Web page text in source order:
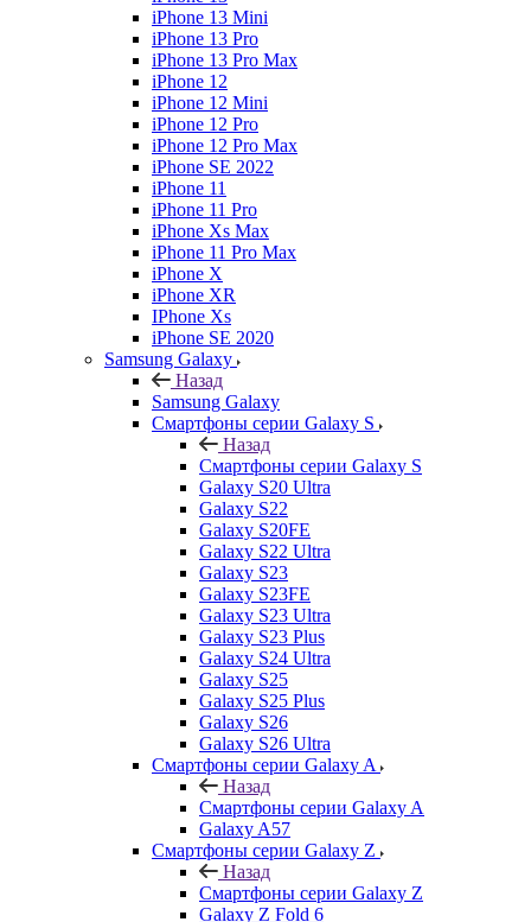
iPhone 13 Mini
iPhone 13 Pro
iPhone 13 Pro Max
iPhone 12
iPhone 12 Mini
iPhone 12 Pro
iPhone 12 Pro Max
iPhone SE 2022
iPhone 11
iPhone 11 Pro
iPhone Xs Max
iPhone 11 Pro Max
iPhone X
iPhone XR
IPhone Xs
iPhone SE 2020
Samsung Galaxy
Назад
Samsung Galaxy
Смартфоны серии Galaxy S
Назад
Смартфоны серии Galaxy S
Galaxy S20 Ultra
Galaxy S22
Galaxy S20FE
Galaxy S22 Ultra
Galaxy S23
Galaxy S23FE
Galaxy S23 Ultra
Galaxy S23 Plus
Galaxy S24 Ultra
Galaxy S25
Galaxy S25 Plus
Galaxy S26
Galaxy S26 Ultra
Смартфоны серии Galaxy A
Назад
Смартфоны серии Galaxy A
Galaxy A57
Смартфоны серии Galaxy Z
Назад
Смартфоны серии Galaxy Z
Galaxy Z Fold 6